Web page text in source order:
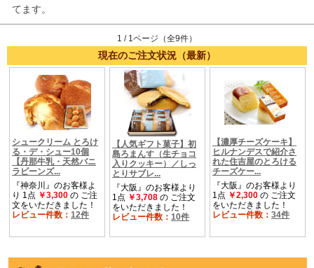
てます。
1 / 1ページ（全9件）
現在のご注文状況（最新）